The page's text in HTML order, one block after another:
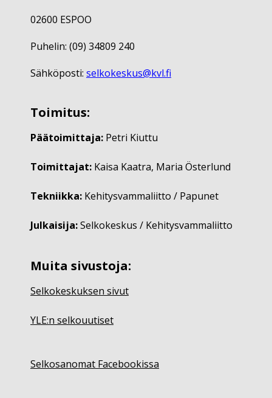
02600 ESPOO
Puhelin: (09) 34809 240
Sähköposti: selkokeskus@kvl.fi
Toimitus:
Päätoimittaja: Petri Kiuttu
Toimittajat: Kaisa Kaatra, Maria Österlund
Tekniikka: Kehitysvammaliitto / Papunet
Julkaisija:Selkokeskus / Kehitysvammaliitto
Muita sivustoja:
Selkokeskuksen sivut
YLE:n selkouutiset
Selkosanomat Facebookissa